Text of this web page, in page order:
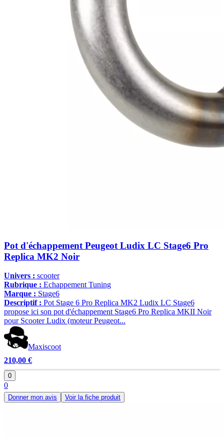
Pot d'échappement Peugeot Ludix LC Stage6 Pro
Replica MK2 Noir
Univers : scooter
Rubrique : Echappement Tuning
Marque : Stage6
Descriptif : Pot Stage 6 Pro Replica MK2 Ludix LC Stage6
propose ici son pot d'échappement Stage6 Pro Replica MKII Noir
pour Scooter Ludix (moteur Peugeot...
Maxiscoot
210,00 €
0
0
Donner mon avis Voir la fiche produit